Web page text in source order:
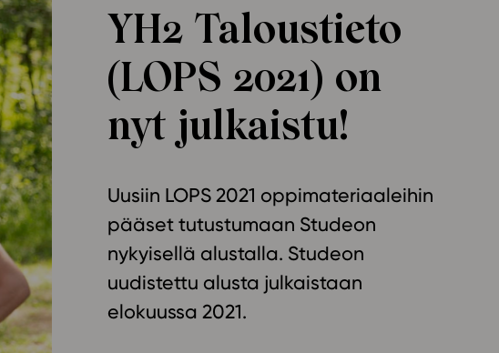
Ominaisuudet
Tapahtumakalenteri
Webinaari­tallenteet
Yhteisö
Suosittelut
Ohjekeskus
Ohjevideot
Oppikirjailijat
Tiimi
Tietoa meistä
Eettiset periaatteet
Ota yhteyttä
In English
YH2 Taloustieto
(LOPS 2021) on
nyt julkaistu!
Uusiin LOPS 2021 oppimateriaaleihin
pääset tutustumaan Studeon
nykyisellä alustalla. Studeon
uudistettu alusta julkaistaan
elokuussa 2021.